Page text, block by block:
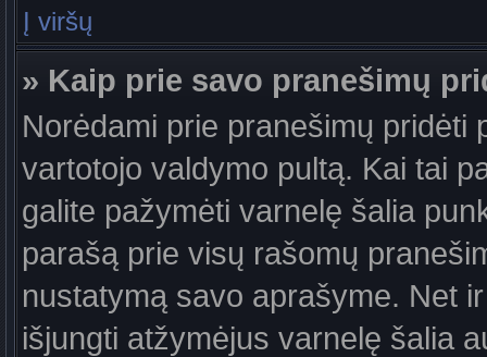
Į viršų
» Kaip prie savo pranešimų
Norėdami prie pranešimų pridėti
vartotojo valdymo pultą. Kai tai
galite pažymėti varnelę šalia
parašą prie visų rašomų
nustatymą savo aprašyme. Net
išjungti atžymėjus varnelę šalia